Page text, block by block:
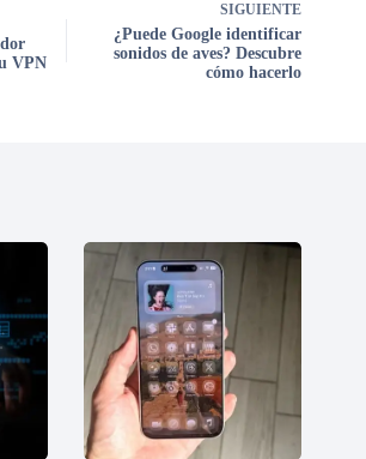
VPN
SIGUIENTE
¿Puede Google identificar
sonidos de aves? Descubre
cómo hacerlo